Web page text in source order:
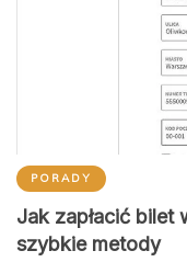
PORADY
Jak zapłacić
szybkie metody